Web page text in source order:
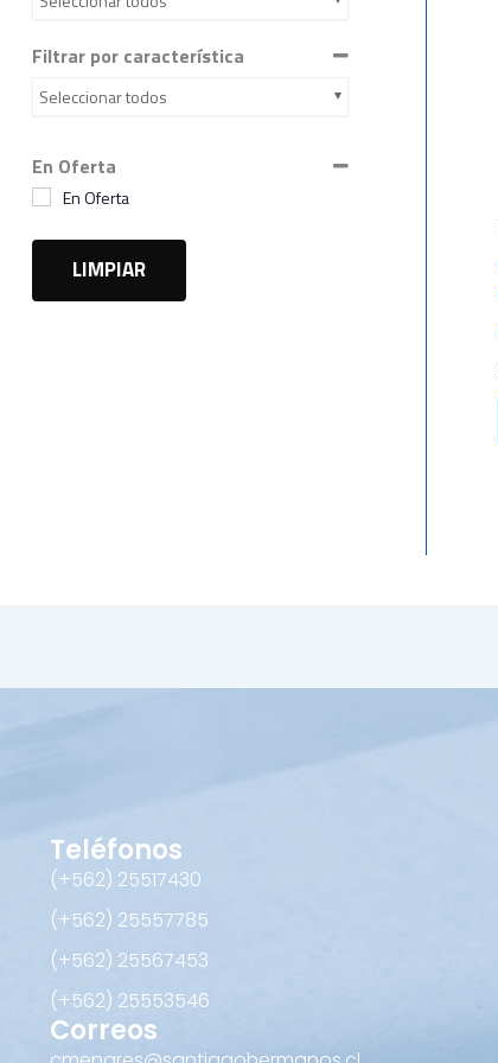
Filtrar por característica
Seleccionar todos
En Oferta
En Oferta
LIMPIAR
Teléfonos
(+562) 25517430‬
(+562) 25557785
(+562) 25567453‬
(+562) ‪25553546
Correos